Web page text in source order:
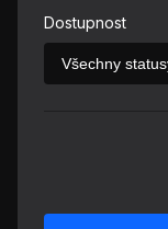
Dostupnost